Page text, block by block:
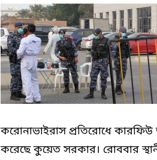
করোনাভাইরাস প্রতিরোধে কারফিউ
করেছে কুয়েত সরকার। রোববার